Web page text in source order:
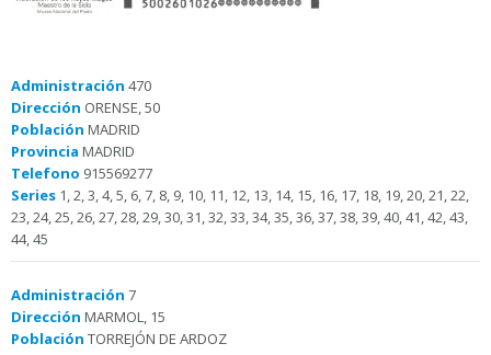
Administración 470
Dirección ORENSE, 50
Población MADRID
Provincia MADRID
Telefono 915569277
Series 1, 2, 3, 4, 5, 6, 7, 8, 9, 10, 11, 12, 13, 14, 15, 16, 17, 18, 19, 20, 21, 22,
23, 24, 25, 26, 27, 28, 29, 30, 31, 32, 33, 34, 35, 36, 37, 38, 39, 40, 41, 42, 43,
44, 45
Administración 7
Dirección MARMOL, 15
Población TORREJÓN DE ARDOZ